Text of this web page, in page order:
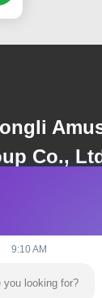
Co.,
9:10 AM
you looking for?